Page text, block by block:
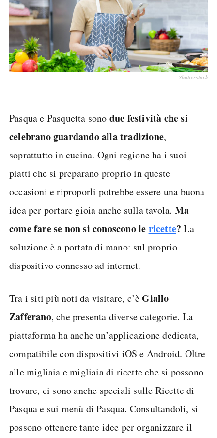
Shutterstock
Pasqua e Pasquetta sono due festività che si
celebrano guardando alla tradizione,
soprattutto in cucina. Ogni regione ha i suoi
piatti che si preparano proprio in queste
occasioni e riproporli potrebbe essere una buona
idea per portare gioia anche sulla tavola. Ma
come fare se non si conoscono le ricette? La
soluzione è a portata di mano: sul proprio
dispositivo connesso ad internet.
Tra i siti più noti da visitare, c’èGiallo
Zafferano, che presenta diverse categorie. La
piattaforma ha anche un’applicazione dedicata,
compatibile con dispositivi iOS e Android. Oltre
alle migliaia e migliaia di ricette che si possono
trovare, ci sono anche speciali sulle Ricette di
Pasqua e sui menù di Pasqua. Consultandoli, si
possono ottenere tante idee per organizzare il